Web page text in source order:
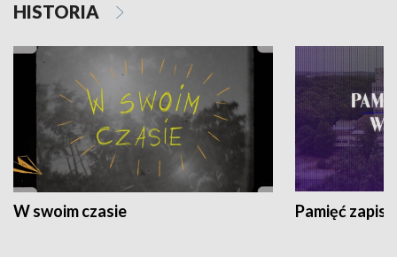
HISTORIA
W swoim czasie Pamięć